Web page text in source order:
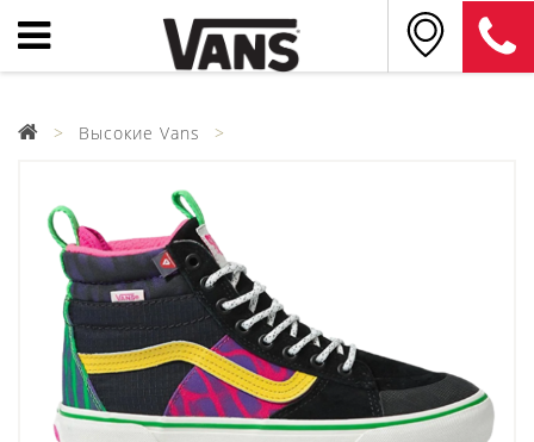
Высокие Vans